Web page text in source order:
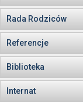
Rada Rodziców
Referencje
Biblioteka
Internat